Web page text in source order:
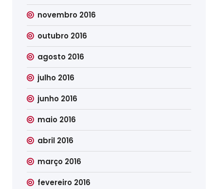
novembro 2016
outubro 2016
agosto 2016
julho 2016
junho 2016
maio 2016
abril 2016
março 2016
fevereiro 2016